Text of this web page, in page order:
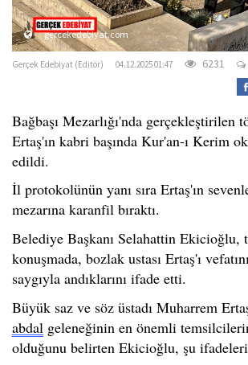
gercekedebiyat.com
Gerçek Edebiyat (Editör) 04.12.2025 01:47 6231
Bağbaşı Mezarlığı'nda gerçekleştirilen
Ertaş'ın kabri başında Kur'an-ı Kerim
edildi.
İl protokolünün yanı sıra Ertaş'ın
mezarına karanfil bıraktı.
Belediye Başkanı Selahattin Ekicioğlu,
konuşmada, bozlak ustası Ertaş'ı
saygıyla andıklarını ifade etti.
Büyük saz ve söz üstadı Muharrem
abdal geleneğinin en önemli
olduğunu belirten Ekicioğlu, şu